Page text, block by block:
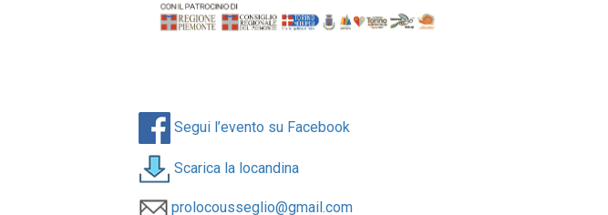
Segui l’evento su Facebook
Scarica la locandina
prolocousseglio@gmail.com